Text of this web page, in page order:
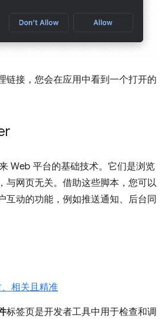
链接，您会在应用中看到一个打开的
Web 平台的基础技术。它们是浏览
与网页无关。借助这些脚本，您可以
互动的功能，例如推送通知、后台同
相关且精准
标签页是开发者工具中用于检查和调